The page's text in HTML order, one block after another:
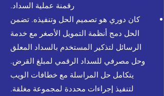
رقمنة عملية السداد.
كان دوري هو تصميم الحل وتنفيذه. تضمن
الحل دمج أنظمة التمويل الأصغر مع خدمة
الرسائل لتذكير المستخدم بالسداد المعلق
وحل مصرفي للسداد الرقمي لمبلغ القرض.
يتكامل حل المراسلة مع خطافات الويب
لتنفيذ إجراءات محددة لمجموعة مغلقة.